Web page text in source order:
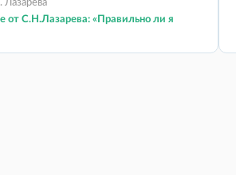
от С.Н.Лазарева: «Правильно ли я